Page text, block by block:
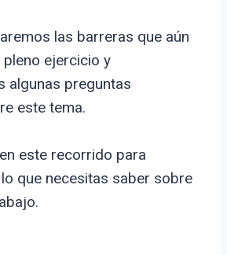
las barreras que aún
ejercicio y
algunas preguntas
este tema.
este recorrido para
que necesitas saber sobre